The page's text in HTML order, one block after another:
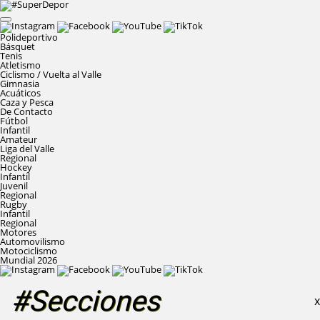
Polideportivo
Básquet
Tenis
Atletismo
Ciclismo / Vuelta al Valle
Gimnasia
Acuáticos
Caza y Pesca
De Contacto
Fútbol
Infantil
Amateur
Liga del Valle
Regional
Hockey
Infantil
Juvenil
Regional
Rugby
Infantil
Regional
Motores
Automovilismo
Motociclismo
Mundial 2026
#Secciones X